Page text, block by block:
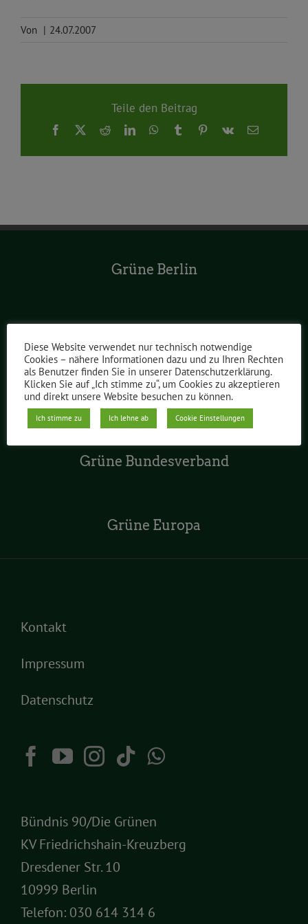
Von | 24.07.2007
Teile den Beitrag
Facebook
X RedditLinkedInWhatsApp
TumblrPinterest
Vk
E-
Grüne Berlin
Grüne Jugend Berlin
Grüne Bundesverband
Grüne Europa
Kontakt
Impressum
Datenschutz
Bündnis 90/Die Grünen
KV Friedrichshain-Kreuzberg
Dresdener Str. 10
10999 Berlin
Telefon: 030 614 314 6
Diese Website verwendet nur technisch notwendige
Cookies – nähere Informationen dazu und zu Ihren Rechten
als Benutzer finden Sie in unserer Datenschutzerklärung.
Klicken Sie auf „Ich stimme zu“, um Cookies zu akzeptieren
und direkt unsere Website besuchen zu können.
Ich stimme zu Ich lehne ab Cookie Einstellungen